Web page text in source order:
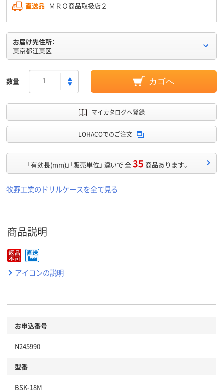
直送品 ＭＲＯ商品取扱店２
お届け先住所：
東京都江東区
数量 カゴへ
マイカタログへ登録
LOHACOでのご注文
「有効長(mm)」「販売単位」 違いで 全35 商品あります。
牧野工業のドリルケースを全て見る
商品説明
アイコンの説明
お申込番号
N245990
型番
BSK-18M